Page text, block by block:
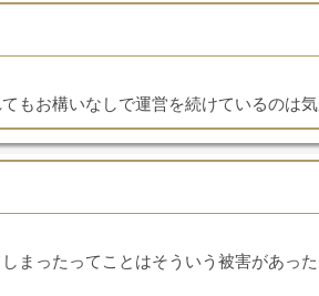
もお構いなしで運営を続けているのは
まったってことはそういう被害があっ